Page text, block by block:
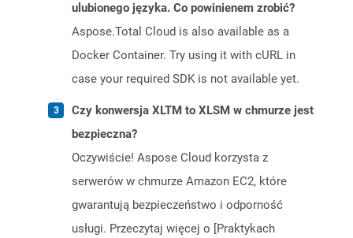
ulubionego języka. Co powinienem zrobić?
Aspose.Total Cloud is also available as a
Docker Container. Try using it with cURL in
case your required SDK is not available yet.
Czy konwersja XLTM to XLSM w chmurze jest
bezpieczna?
Oczywiście! Aspose Cloud korzysta z
serwerów w chmurze Amazon EC2, które
gwarantują bezpieczeństwo i odporność
usługi. Przeczytaj więcej o [Praktykach